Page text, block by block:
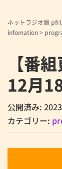
ネットラジオ局
infomation>
【番
12月
公開済み:
カテゴリー: